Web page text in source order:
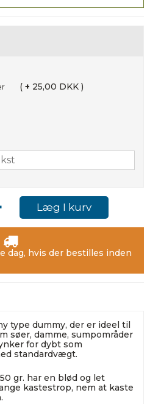
( + 25,00 DKK )
Læg I kurv
dag, hvis der bestilles inden
type dummy, der er ideel til
søer, damme, sumpområder
for dybt som
standardvægt.
gr. har en blød og let
kastestrop, nem at kaste